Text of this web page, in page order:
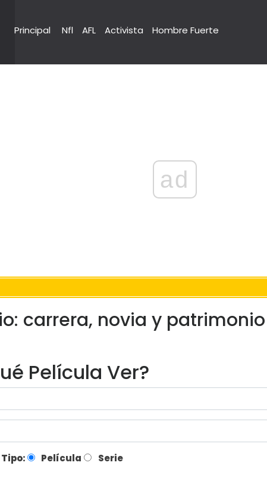
Principal Nfl AFL Activista Hombre Fuerte
ad
carrera, novia y patrimonio
Película Ver?
Tipo: Película Serie